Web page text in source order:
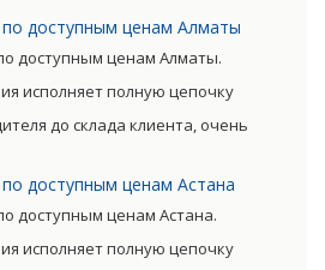
транспортные затраты,
итоговой цены товара.
по доступным ценам Алматы
доступным ценам Алматы.
исполняет полную цепочку
до склада клиента, очень
транспортные затраты,
итоговой цены товара.
доступным ценам Астана
доступным ценам Астана.
исполняет полную цепочку